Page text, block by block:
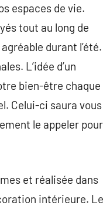
espaces de vie.
tout au long de
durant l’été.
L’idée d’un
bien-être chaque
Celui-ci saura vous
le appeler pour
et réalisée dans
intérieure. Le